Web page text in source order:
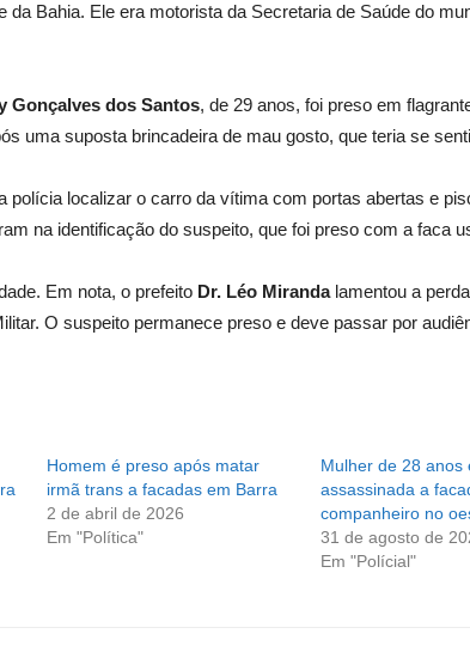
da Bahia. Ele era motorista da Secretaria de Saúde do
Gonçalves dos Santos, de 29 anos, foi preso em
uma suposta brincadeira de mau gosto, que teria se
polícia localizar o carro da vítima com portas abertas e
na identificação do suspeito, que foi preso com a faca
Em nota, o prefeito Dr. Léo Mirandalamentou a
O suspeito permanece preso e deve passar por
Homem é preso após matar
irmã trans a facadas em Barra
2 de abril de 2026
Em "Política"
Mulher de 28 anos
assassinada a
companheiro no
31 de agosto de
Em "Polícial"